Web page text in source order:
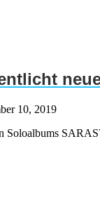
10, 2019
Soloalbums